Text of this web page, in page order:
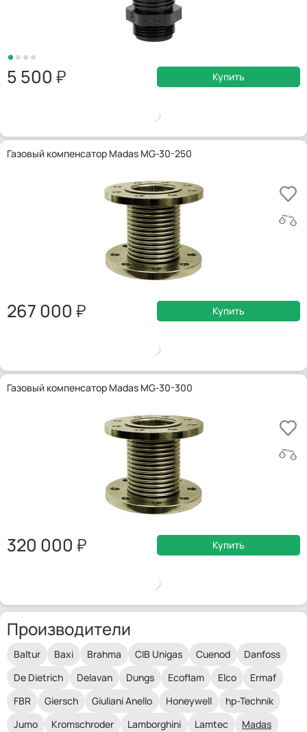
5 500 Купить
Газовый компенсатор Madas MG-30-250
267 000 Купить
Газовый компенсатор Madas MG-30-300
320 000 Купить
Производители
Baltur Baxi Brahma CIB Unigas Cuenod
Danfoss
De Dietrich
Delavan Dungs Ecoflam Elco
Ermaf
FBR
Giersch Giuliani Anello Honeywell
hp-Technik
Jumo
Kromschroder Lamborghini Lamtec
Madas